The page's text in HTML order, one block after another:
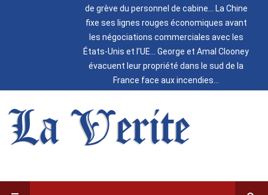
de grève du personnel de cabine
La Chine
fixe ses lignes rouges économiques avant
les négociations commerciales avec les
États-Unis et l’UE
George et Amal Clooney
évacuent leur propriété dans le sud de la
France face aux incendies
La Verite